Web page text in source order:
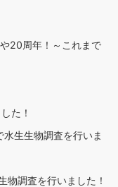
20周年！～これまで
た！
生生物調査を行いま
物調査を行いました！